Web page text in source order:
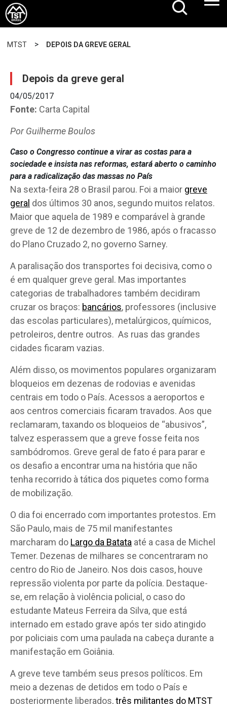
MTST > DEPOIS DA GREVE GERAL
Depois da greve geral
04/05/2017
Fonte: Carta Capital
Por Guilherme Boulos
Caso o Congresso continue a virar as costas para a
sociedade e insista nas reformas, estará aberto o caminho
para a radicalização das massas no País
Na sexta-feira 28 o Brasil parou. Foi a maior greve
geral dos últimos 30 anos, segundo muitos relatos.
Maior que aquela de 1989 e comparável à grande
greve de 12 de dezembro de 1986, após o fracasso
do Plano Cruzado 2, no governo Sarney.
A paralisação dos transportes foi decisiva, como o
é em qualquer greve geral. Mas importantes
categorias de trabalhadores também decidiram
cruzar os braços: bancários, professores (inclusive
das escolas particulares), metalúrgicos, químicos,
petroleiros, dentre outros. As ruas das grandes
cidades ficaram vazias.
Além disso, os movimentos populares organizaram
bloqueios em dezenas de rodovias e avenidas
centrais em todo o País. Acessos a aeroportos e
aos centros comerciais ficaram travados. Aos que
reclamaram, taxando os bloqueios de “abusivos”,
talvez esperassem que a greve fosse feita nos
sambódromos. Greve geral de fato é para parar e
os desafio a encontrar uma na história que não
tenha recorrido à tática dos piquetes como forma
de mobilização.
O dia foi encerrado com importantes protestos. Em
São Paulo, mais de 75 mil manifestantes
marcharam do Largo da Batata até a casa de Michel
Temer. Dezenas de milhares se concentraram no
centro do Rio de Janeiro. Nos dois casos, houve
repressão violenta por parte da polícia. Destaque-
se, em relação à violência policial, o caso do
estudante Mateus Ferreira da Silva, que está
internado em estado grave após ter sido atingido
por policiais com uma paulada na cabeça durante a
manifestação em Goiânia.
A greve teve também seus presos políticos. Em
meio a dezenas de detidos em todo o País e
posteriormente liberados,três militantes do MTST